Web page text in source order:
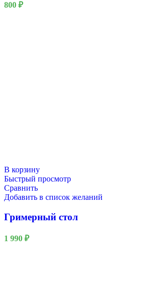
800 ₽
В корзину
Быстрый просмотр
Сравнить
Добавить в список желаний
Гримерный стол
1 990 ₽